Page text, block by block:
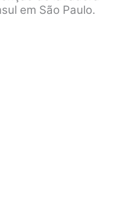
em São Paulo.